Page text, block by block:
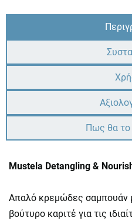
Πως θα
Mustela Detangling &
Απαλό κρεμώδες σαμπουάν
βούτυρο καριτέ για τις